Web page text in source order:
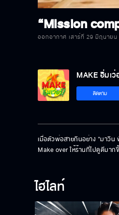
“Mission
ออกอากาศ เสาร์ที่ 29 มิถุนายน
MAKE อิ่มเว่
ติดตาม
เมื่อตัวพ่อสายกินอย่าง "มาวิน
Make over ให้ร้านที่ไปดูดีมา
ไฮไลท์